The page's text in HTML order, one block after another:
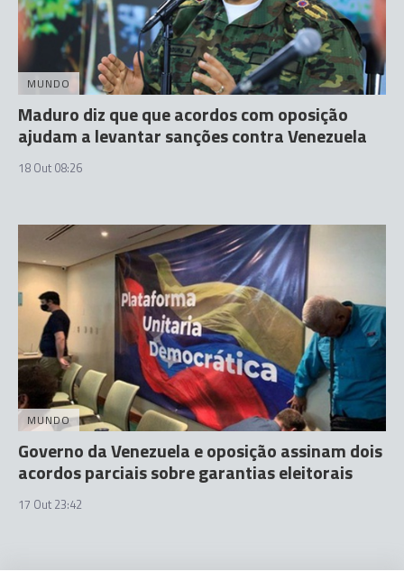
MUNDO
Maduro diz que que acordos com oposição
ajudam a levantar sanções contra Venezuela
18 Out 08:26
MUNDO
Governo da Venezuela e oposição assinam dois
acordos parciais sobre garantias eleitorais
17 Out 23:42